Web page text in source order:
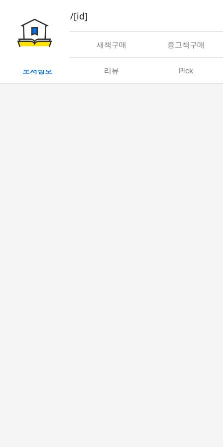
book/rent/[id]
대여 새책구매 중고책구매
도서정보 리뷰 Pick